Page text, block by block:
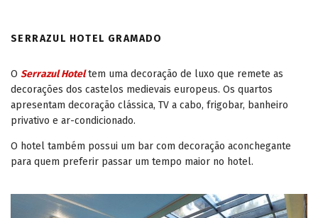
SERRAZUL HOTEL GRAMADO
O Serrazul Hoteltem uma decoração de luxo que remete as
decorações dos castelos medievais europeus. Os quartos
apresentam decoração clássica, TV a cabo, frigobar, banheiro
privativo e ar-condicionado.
O hotel também possui um bar com decoração aconchegante
para quem preferir passar um tempo maior no hotel.